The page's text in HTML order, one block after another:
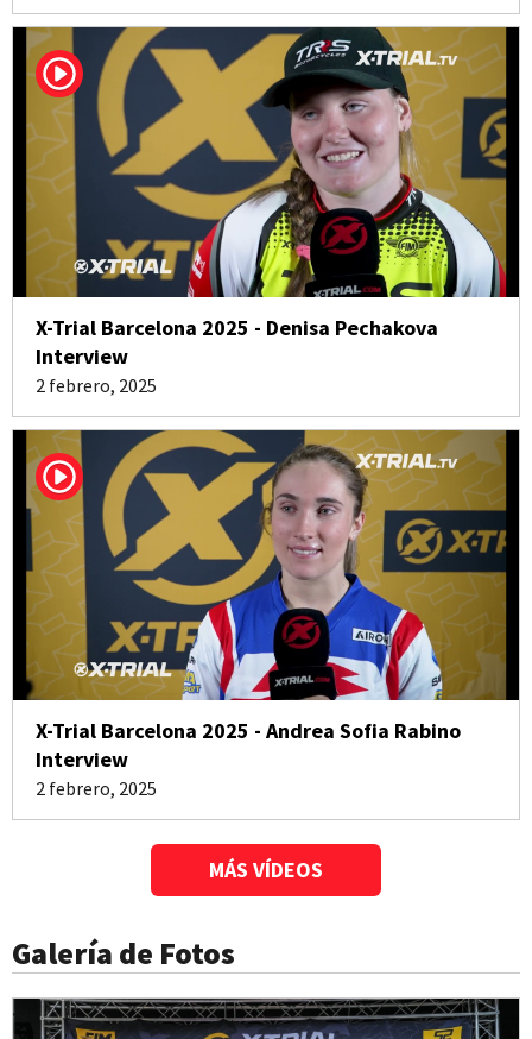
X-Trial Barcelona 2025 - Denisa Pechakova
Interview
2 febrero, 2025
X-Trial Barcelona 2025 - Andrea Sofia Rabino
Interview
2 febrero, 2025
MÁS VÍDEOS
Galería de Fotos